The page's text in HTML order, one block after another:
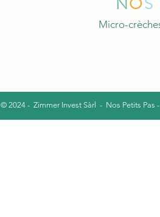
Micro-
© 2024 - Zimmer Invest Sàrl - Nos Petits Pas